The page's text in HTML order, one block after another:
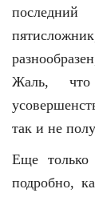
Жаль, что
так и не
Еще
подробно,